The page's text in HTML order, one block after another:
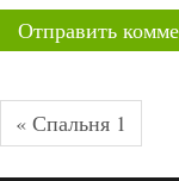
« Спальня 1